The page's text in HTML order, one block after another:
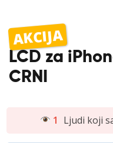
1 Ljudi koji
AKCIJA
LCD za
CRNI